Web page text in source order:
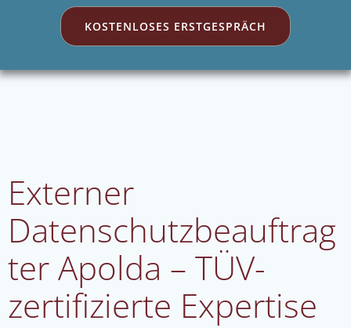
KOSTENLOSES ERSTGESPRÄCH
Externer
Datenschutzbeauftrag
ter Apolda – TÜV-
zertifizierte Expertise